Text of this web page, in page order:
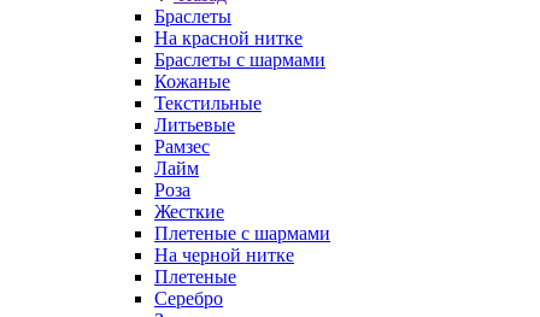
Браслеты
На красной нитке
Браслеты с шармами
Кожаные
Текстильные
Литьевые
Рамзес
Лайм
Роза
Жесткие
Плетеные с шармами
На черной нитке
Плетеные
Серебро